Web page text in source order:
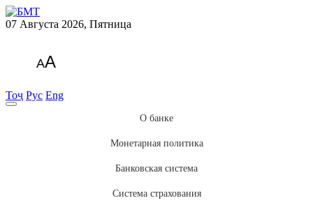
07 Августа 2026, Пятница
AA
Тоҷ Рус Eng
О банке
Монетарная политика
Банковская система
Система страхования